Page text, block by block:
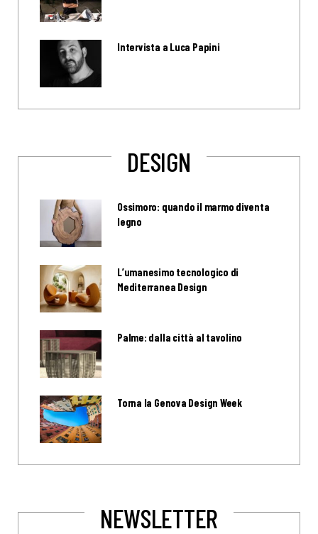
Intervista a Luca Papini
DESIGN
Ossimoro: quando il marmo diventa
legno
L’umanesimo tecnologico di
Mediterranea Design
Palme: dalla città al tavolino
Torna la Genova Design Week
NEWSLETTER